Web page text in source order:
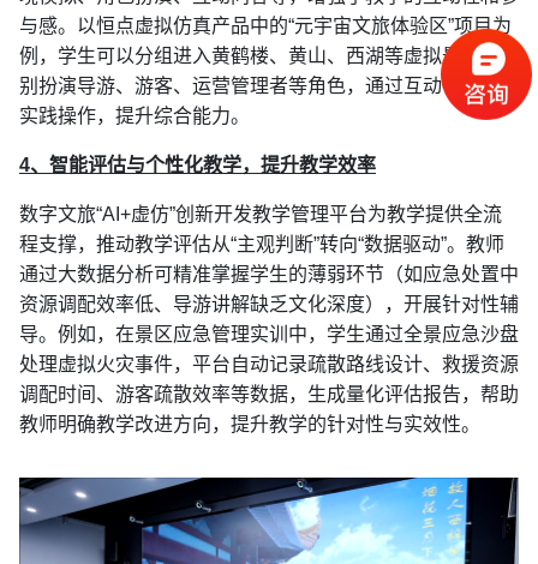
与感。以恒点虚拟仿真产品中的“元宇宙文旅体验区”项目为
例，学生可以分组进入黄鹤楼、黄山、西湖等虚拟景区，分
别扮演导游、游客、运营管理者等角色，通过互动任务完成
实践操作，提升综合能力。
4、智能评估与个性化教学，提升教学效率
数字文旅“AI+虚仿”创新开发教学管理平台为教学提供全流
程支撑，推动教学评估从“主观判断”转向“数据驱动”。教师
通过大数据分析可精准掌握学生的薄弱环节（如应急处置中
资源调配效率低、导游讲解缺乏文化深度），开展针对性辅
导。例如，在景区应急管理实训中，学生通过全景应急沙盘
处理虚拟火灾事件，平台自动记录疏散路线设计、救援资源
调配时间、游客疏散效率等数据，生成量化评估报告，帮助
教师明确教学改进方向，提升教学的针对性与实效性。